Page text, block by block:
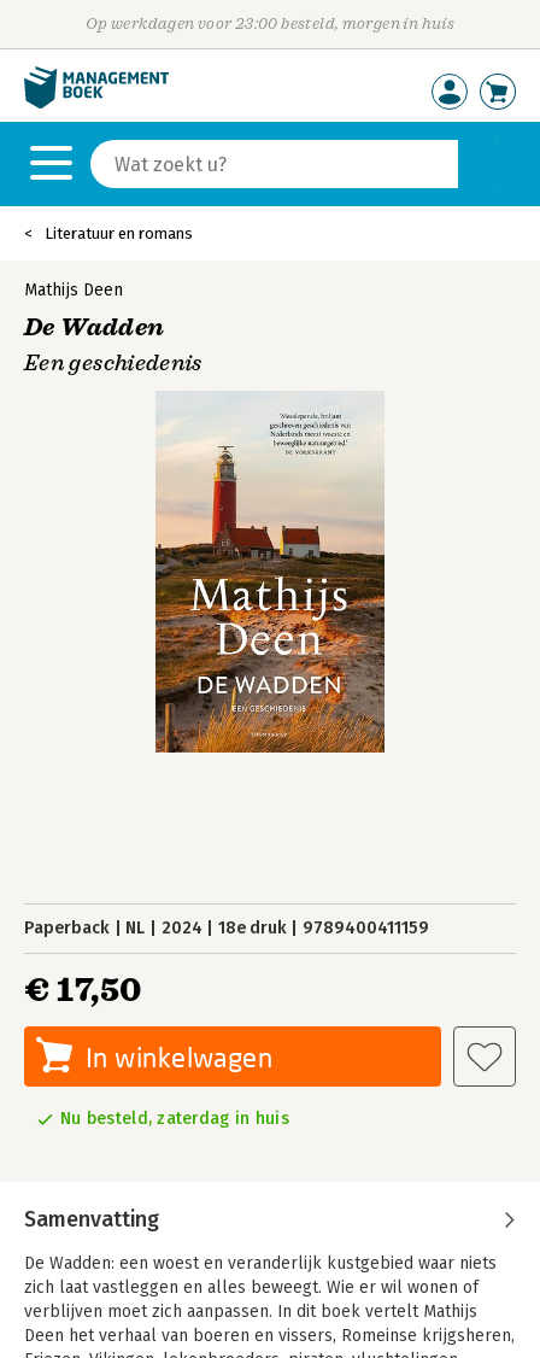
Op werkdagen voor 23:00 besteld, morgen in huis
Literatuur en romans
Mathijs Deen
De Wadden
Een geschiedenis
Paperback NL 2024 18e druk 9789400411159
€ 17,50
In winkelwagen
Nu besteld, zaterdag in huis
Samenvatting
De Wadden: een woest en veranderlijk kustgebied waar niets
zich laat vastleggen en alles beweegt. Wie er wil wonen of
verblijven moet zich aanpassen. In dit boek vertelt Mathijs
Deen het verhaal van boeren en vissers, Romeinse krijgsheren,